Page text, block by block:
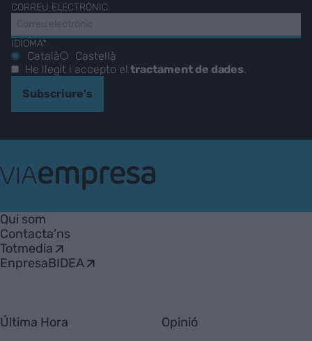
CORREU ELECTRÒNIC
IDIOMA*
Català
Castellà
He llegit i accepto eltractament de dades.
Subscriure's
Empresa
Qui som
Contacta'ns
Totmedia
EnpresaBIDEA
Última Hora Opinió